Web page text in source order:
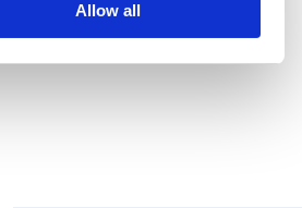
Allow all